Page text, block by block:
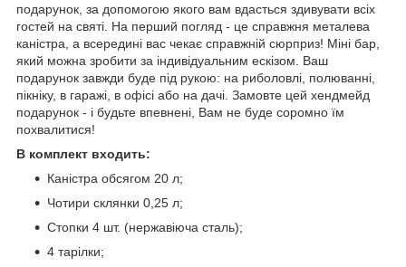
подарунок, за допомогою якого вам вдасться здивувати всіх
гостей на святі. На перший погляд - це справжня металева
каністра, а всередині вас чекає справжній сюрприз! Міні бар,
який можна зробити за індивідуальним ескізом. Ваш
подарунок завжди буде під рукою: на риболовлі, полюванні,
пікніку, в гаражі, в офісі або на дачі. Замовте цей хендмейд
подарунок - і будьте впевнені, Вам не буде соромно їм
похвалитися!
В комплект входить:
Каністра обсягом 20 л;
Чотири склянки 0,25 л;
Стопки 4 шт. (нержавіюча сталь);
4 тарілки;